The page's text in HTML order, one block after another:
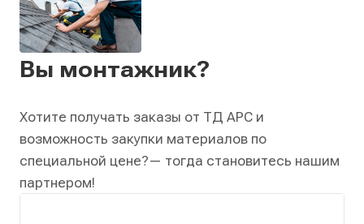
Вы монтажник?
Хотите получать заказы от ТД АРС и
возможность закупки материалов по
специальной цене?— тогда становитесь нашим
партнером!